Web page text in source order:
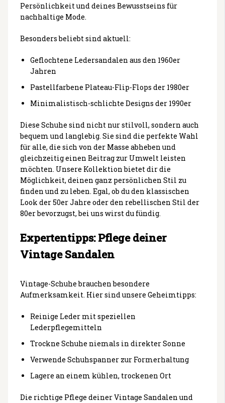
Persönlichkeit und deines Bewusstseins für
nachhaltige Mode.
Besonders beliebt sind aktuell:
Geflochtene Ledersandalen aus den 1960er
Jahren
Pastellfarbene Plateau-Flip-Flops der 1980er
Minimalistisch-schlichte Designs der 1990er
Diese Schuhe sind nicht nur stilvoll, sondern auch
bequem und langlebig. Sie sind die perfekte Wahl
für alle, die sich von der Masse abheben und
gleichzeitig einen Beitrag zur Umwelt leisten
möchten. Unsere Kollektion bietet dir die
Möglichkeit, deinen ganz persönlichen Stil zu
finden und zu leben. Egal, ob du den klassischen
Look der 50er Jahre oder den rebellischen Stil der
80er bevorzugst, bei uns wirst du fündig.
Expertentipps: Pflege deiner
Vintage Sandalen
Vintage-Schuhe brauchen besondere
Aufmerksamkeit. Hier sind unsere Geheimtipps:
Reinige Leder mit speziellen
Lederpflegemitteln
Trockne Schuhe niemals in direkter Sonne
Verwende Schuhspanner zur Formerhaltung
Lagere an einem kühlen, trockenen Ort
Die richtige Pflege deiner Vintage Sandalen und